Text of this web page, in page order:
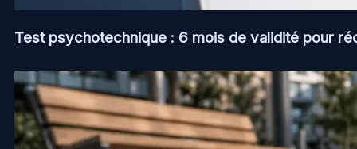
Test psychotechnique : 6 mois de validité pour